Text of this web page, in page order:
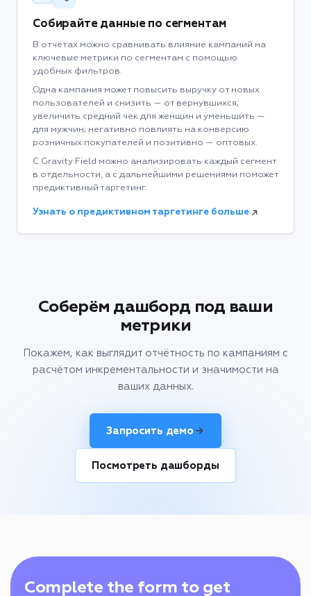
Собирайте данные по сегментам
В отчётах можно сравнивать влияние кампаний на
ключевые метрики по сегментам с помощью
удобных фильтров.
Одна кампания может повысить выручку от новых
пользователей и снизить — от вернувшихся;
увеличить средний чек для женщин и уменьшить —
для мужчин; негативно повлиять на конверсию
розничных покупателей и позитивно — оптовых.
С Gravity Field можно анализировать каждый сегмент
в отдельности, а с дальнейшими решениями поможет
предиктивный таргетинг.
Узнать о предиктивном таргетинге больше
Соберём дашборд под ваши
метрики
Покажем, как выглядит отчётность по кампаниям с
расчётом инкрементальности и значимости на
ваших данных.
Запросить демо
Посмотреть дашборды
Complete the form to get